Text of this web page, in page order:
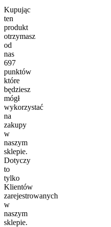
Kupując
ten
produkt
otrzymasz
od
nas
697
punktów
które
będziesz
mógł
wykorzystać
na
zakupy
w
naszym
sklepie.
Dotyczy
to
tylko
Klientów
zarejestrowanych
w
naszym
sklepie.